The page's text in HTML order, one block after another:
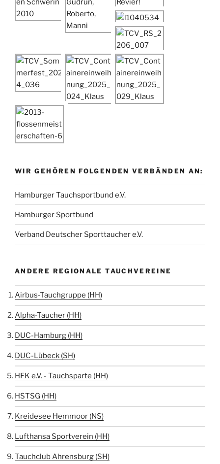
WIR GEHÖREN FOLGENDEN VERBÄNDEN AN:
Hamburger Tauchsportbund e.V.
Hamburger Sportbund
Verband Deutscher Sporttaucher e.V.
ANDERE REGIONALE TAUCHVEREINE
Airbus-Tauchgruppe (HH)
Alpha-Taucher (HH)
DUC-Hamburg (HH)
DUC-Lübeck (SH)
HFK e.V. - Tauchsparte (HH)
HSTSG (HH)
Kreidesee Hemmoor (NS)
Lufthansa Sportverein (HH)
Tauchclub Ahrensburg (SH)